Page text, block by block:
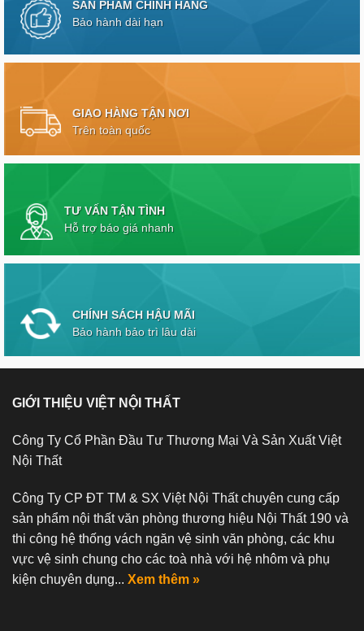
SẢN PHẨM CHÍNH HÃNG
Bảo hành dài hạn
GIAO HÀNG TẬN NƠI
Trên toàn quốc
TƯ VẤN TẬN TÌNH
Hỗ trợ báo giá nhanh
CHÍNH SÁCH HẬU MÃI
Bảo hành bảo trì lâu dài
GIỚI THIỆU VIỆT NỘI THẤT
Công Ty Cổ Phần Đầu Tư Thương Mại Và Sản Xuất Việt
Nội Thất
Công Ty CP ĐT TM & SX Việt Nội Thất chuyên cung cấp
sản phẩm nội thất văn phòng thương hiệu Nội Thất 190 và
thi công hệ thống vách ngăn vệ sinh văn phòng, các khu
vực vệ sinh chung cho các toà nhà với hệ nhôm và phụ
kiện chuyên dụng... Xem thêm »